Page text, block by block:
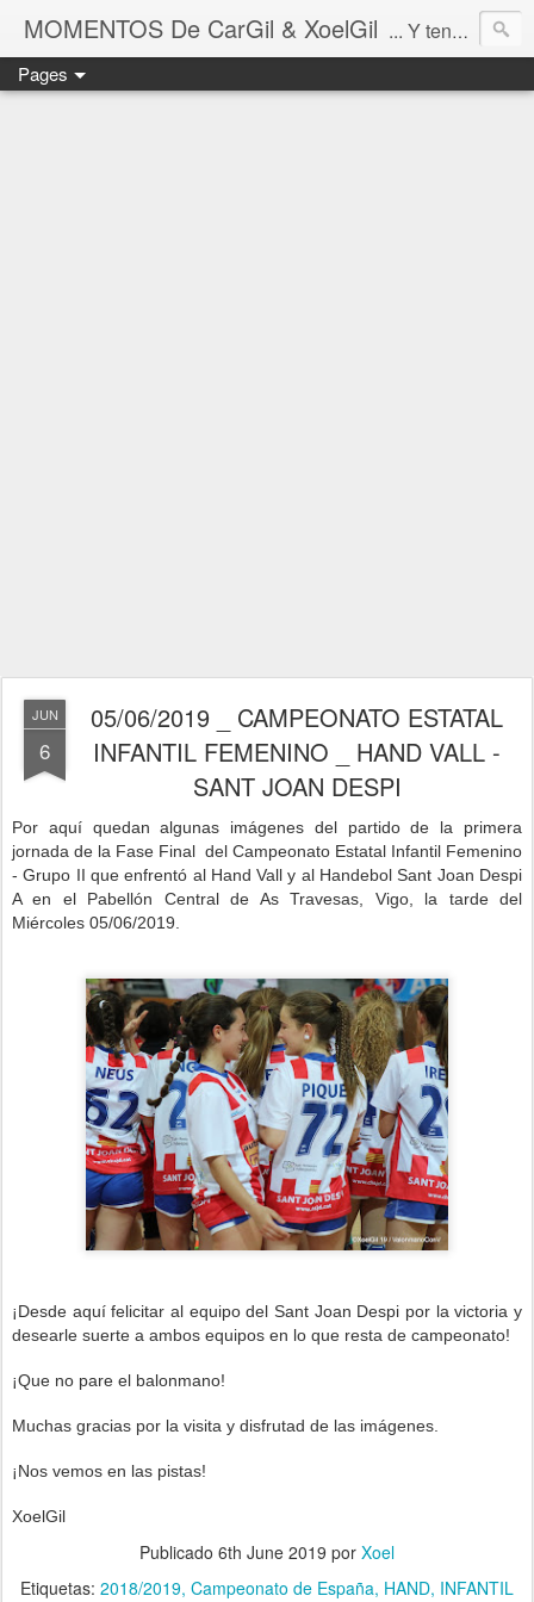
MOMENTOS De CarGil & XoelGil ... Y tengan cuidado ahí fuera, por favor.
Pages
JUN
6
05/06/2019 _ CAMPEONATO ESTATAL
INFANTIL FEMENINO _ HAND VALL -
SANT JOAN DESPI
Por aquí quedan algunas imágenes del partido de la primera
jornada de la Fase Final del Campeonato Estatal Infantil Femenino
- Grupo II que enfrentó al Hand Vall y al Handebol Sant Joan Despi
A en el Pabellón Central de As Travesas, Vigo, la tarde del
Miércoles 05/06/2019.
¡Desde aquí felicitar al equipo del Sant Joan Despi por la victoria y
desearle suerte a ambos equipos en lo que resta de campeonato!
¡Que no pare el balonmano!
Muchas gracias por la visita y disfrutad de las imágenes.
¡Nos vemos en las pistas!
XoelGil
Publicado 6th June 2019 por Xoel
Etiquetas: 2018/2019 Campeonato de España HAND INFANTIL